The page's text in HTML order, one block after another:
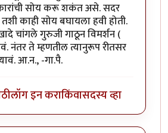
सोय करू शकंत असे. सदर
काही सोय बघायला हवी होती.
चांगले गुरुजी गाठून विमर्शन (
नंतर ते म्हणतील त्यानुरूप रीतसर
आ.न., -गा.पै.
लॉग इन कराकिंवासदस्य व्हा